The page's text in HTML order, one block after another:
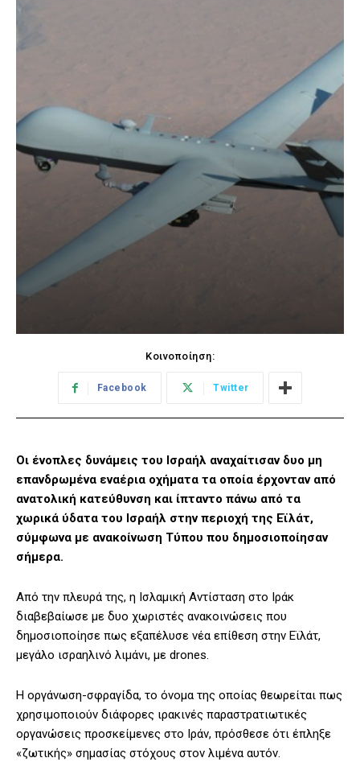
Κοινοποίηση:
Facebook Twitter
Οι ένοπλες δυνάμεις του Ισραήλ αναχαίτισαν δυο μη
επανδρωμένα εναέρια οχήματα τα οποία έρχονταν από
ανατολική κατεύθυνση και ίπταντο πάνω από τα
χωρικά ύδατα του Ισραήλ στην περιοχή της Εϊλάτ,
σύμφωνα με ανακοίνωση Τύπου που δημοσιοποίησαν
σήμερα.
Από την πλευρά της, η Ισλαμική Αντίσταση στο Ιράκ
διαβεβαίωσε με δυο χωριστές ανακοινώσεις που
δημοσιοποίησε πως εξαπέλυσε νέα επίθεση στην Εϊλάτ,
μεγάλο ισραηλινό λιμάνι, με drones.
Η οργάνωση-σφραγίδα, το όνομα της οποίας θεωρείται πως
χρησιμοποιούν διάφορες ιρακινές παραστρατιωτικές
οργανώσεις προσκείμενες στο Ιράν, πρόσθεσε ότι έπληξε
«ζωτικής» σημασίας στόχους στον λιμένα αυτόν.